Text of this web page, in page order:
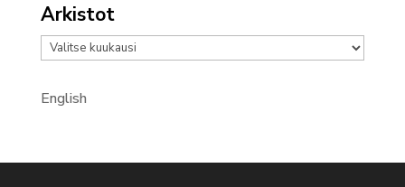
Arkistot
Arkistot
English